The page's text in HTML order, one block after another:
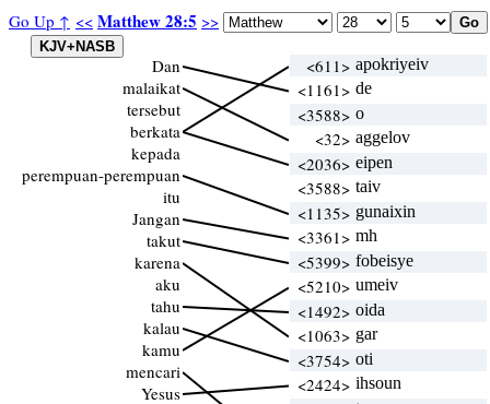
Go Up ↑ << Matthew 28:5 >>
Dan
malaikat
tersebut
berkata
kepada
perempuan-perempuan
itu
Jangan
takut
karena
aku
tahu
kalau
kamu
mencari
Yesus
<611> apokriyeiv
<1161> de
<3588> o
<32> aggelov
<2036> eipen
<3588> taiv
<1135> gunaixin
<3361> mh
<5399> fobeisye
<5210> umeiv
<1492> oida
<1063> gar
<3754> oti
<2424> ihsoun